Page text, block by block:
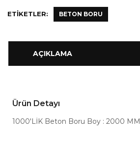
ETIKETLER: BETON BORU
AÇIKLAMA
Ürün Detayı
1000'LİK Beton Boru Boy : 2000 MM